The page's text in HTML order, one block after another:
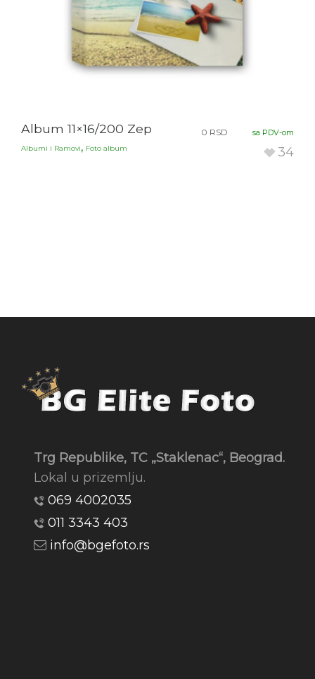
Album 11×16/200 Zep
Albumi i Ramovi, Foto album
0 RSD sa PDV-om
34
Trg Republike, TC „Staklenac“, Beograd.
Lokal u prizemlju.
069 4002035
011 3343 403
info@bgefoto.rs